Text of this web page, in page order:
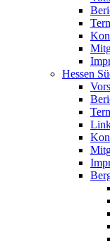
Hessen